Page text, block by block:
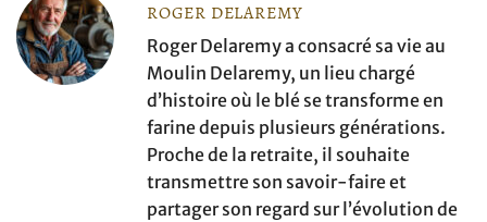
ROGER DELAREMY
Roger Delaremy a consacré sa vie au
Moulin Delaremy, un lieu chargé
d’histoire où le blé se transforme en
farine depuis plusieurs générations.
Proche de la retraite, il souhaite
transmettre son savoir-faire et
partager son regard sur l’évolution de